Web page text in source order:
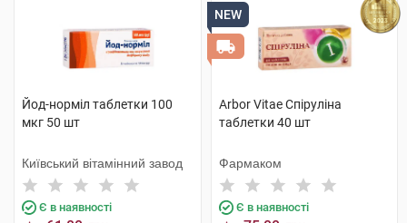
Йод-норміл таблетки 100
мкг 50 шт
Київський вітамінний завод
Є в наявності
NEW
Arbor Vitae Спіруліна
таблетки 40 шт
Фармаком
Є в наявності